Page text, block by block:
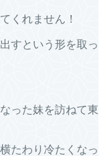
くれません！
すという形を取っ
った妹を訪ねて東
たわり冷たくなっ